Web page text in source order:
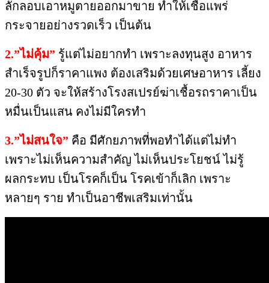
ลักลอบ​เอาหมูตายออกมาขาย​ ทำให้เชื้อแพร่
กระจายอย่างรวดเร็ว​ เป็นต้น
2.​”ไม่คุ้​ม” รู้แต่ไม่อยากทำ​ เพราะลงทุนสูง​ อาหาร
สำเร็จรูปก็ราคาแพง​ ต้องเสริมด้วยเศษอาหาร เลี้ยง
20​-30​ ตัว​ จะให้สร้างโรงสเปรย์ฆ่าเชื้อรถราคาเป็น
หมื่นเป็นแสน​ ​คงไม่มีใครทำ​
3.”ไม่สนใจ” คือ​ มีศักยภาพ​ที่พอทำได้​แต่ไม่ทำ​
เพราะไม่เห็นความสำคัญ​ ไม่เห็นประโยชน์​ ไม่รู้
ผลกระทบ​ เป็นโรคก็เป็น​ โรคเข้าก็เลิก​ เพราะ
หลายๆ ราย ทำเป็นอาชีพเสริมเท่านั้น